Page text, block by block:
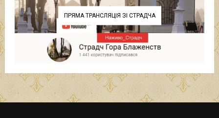
ПРЯМА ТРАНСЛЯЦІЯ ЗІ СТРАДЧА